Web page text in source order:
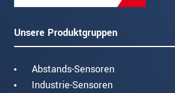
Unsere Produktgruppen
Abstands-Sensoren
Industrie-Sensoren